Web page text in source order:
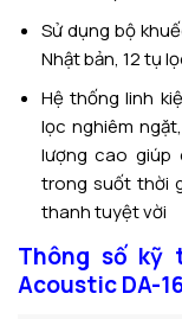
Sử dụng bộ
Nhật bản, 12 tụ
Hệ thống linh
lọc nghiêm
lượng cao
trong suốt thời
thanh tuyệt vời
Thông số kỹ
Acoustic DA-